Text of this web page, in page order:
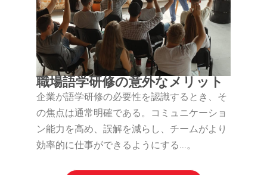
職場語学研修の意外なメリット
企業が語学研修の必要性を認識するとき、そ
の焦点は通常明確である。コミュニケーショ
ン能力を高め、誤解を減らし、チームがより
効率的に仕事ができるようにする...。